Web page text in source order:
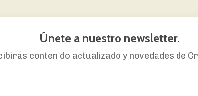
Únete a nuestro newsletter.
contenido actualizado y novedades de